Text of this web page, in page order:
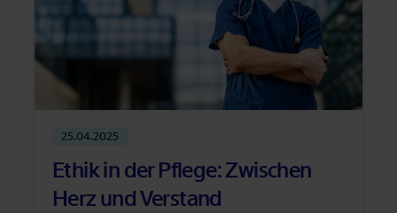
25.04.2025
Ethik in der Pfle­ge: Zwi­schen
Herz und Ver­stand